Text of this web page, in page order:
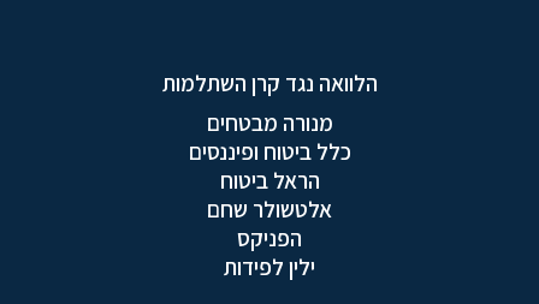
הלוואה נגד קרן השתלמות
מנורה מבטחים
כלל ביטוח ופיננסים
הראל ביטוח
אלטשולר שחם
הפניקס
ילין לפידות